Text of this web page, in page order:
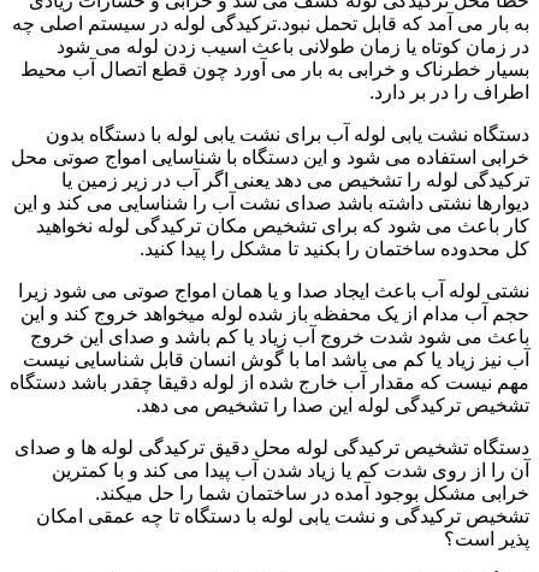
به بار می آمد که قابل تحمل نبود.ترکیدگی لوله در سیستم اصلی چه
در زمان کوتاه یا زمان طولانی باعث اسیب زدن لوله می شود
بسیار خطرناک و خرابی به بار می آورد چون قطع اتصال آب محیط
اطراف را در بر دارد.
دستگاه نشت یابی لوله آب برای نشت یابی لوله با دستگاه بدون
خرابی استفاده می شود و این دستگاه با شناسایی امواج صوتی محل
ترکیدگی لوله را تشخیص می دهد یعنی اگر آب در زیر زمین یا
دیوارها نشتی داشته باشد صدای نشت آب را شناسایی می کند و این
کار باعث می شود که برای تشخیص مکان ترکیدگی لوله نخواهید
کل محدوده ساختمان را بکنید تا مشکل را پیدا کنید.
نشتی لوله آب باعث ایجاد صدا و یا همان امواج صوتی می شود زیرا
حجم آب مدام از یک محفظه باز شده لوله میخواهد خروج کند و این
باعث می شود شدت خروج آب زیاد یا کم باشد و صدای این خروج
آب نیز زیاد یا کم می باشد اما با گوش انسان قابل شناسایی نیست
مهم نیست که مقدار آب خارج شده از لوله دقیقا چقدر باشد دستگاه
تشخیص ترکیدگی لوله این صدا را تشخیص می دهد.
دستگاه تشخیص ترکیدگی لوله محل دقیق ترکیدگی لوله ها و صدای
آن را از روی شدت کم یا زیاد شدن آب پیدا می کند و با کمترین
خرابی مشکل بوجود آمده در ساختمان شما را حل میکند.
تشخیص ترکیدگی و نشت یابی لوله با دستگاه تا چه عمقی امکان
پذیر است؟